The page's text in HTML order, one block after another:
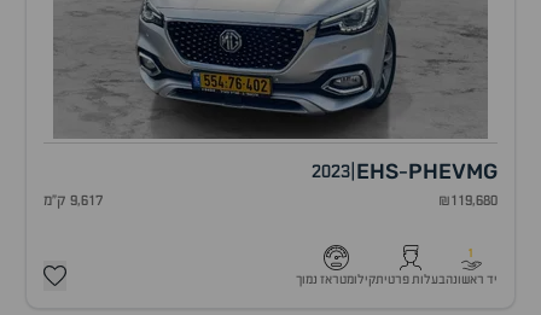
MG
EHS-PHEV
2023
₪119,680 9,617 ק"מ
1
יד ראשונהבעלות פרטיתקילומטראז נמוך